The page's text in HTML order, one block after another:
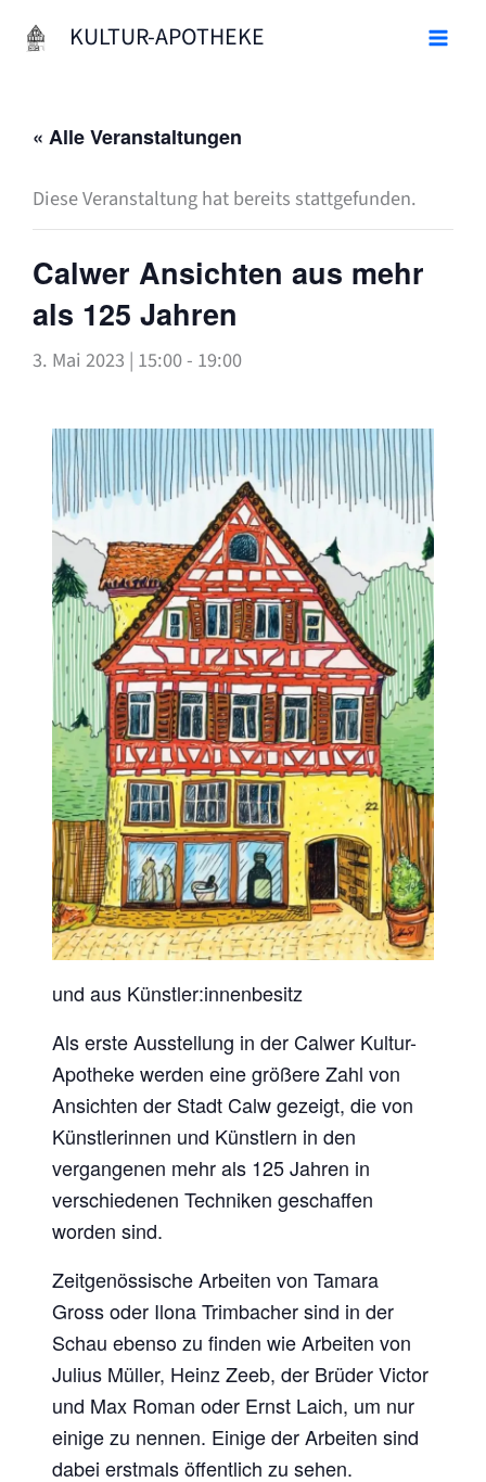
Inhalt
KULTUR-APOTHEKE
« Alle Veranstaltungen
Diese Veranstaltung hat bereits stattgefunden.
Calwer Ansichten aus mehr
als 125 Jahren
3. Mai 2023 | 15:00- 19:00
und aus Künstler:innenbesitz
Als erste Ausstellung in der Calwer Kultur-
Apotheke werden eine größere Zahl von
Ansichten der Stadt Calw gezeigt, die von
Künstlerinnen und Künstlern in den
vergangenen mehr als 125 Jahren in
verschiedenen Techniken geschaffen
worden sind.
Zeitgenössische Arbeiten von Tamara
Gross oder Ilona Trimbacher sind in der
Schau ebenso zu finden wie Arbeiten von
Julius Müller, Heinz Zeeb, der Brüder Victor
und Max Roman oder Ernst Laich, um nur
einige zu nennen. Einige der Arbeiten sind
dabei erstmals öffentlich zu sehen.